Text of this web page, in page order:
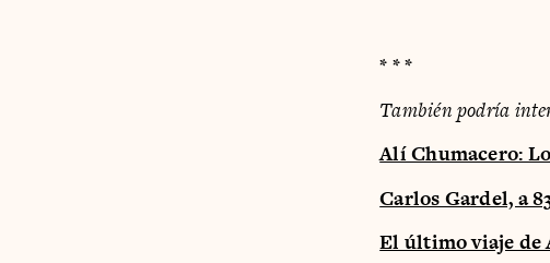
* * *
También podría
Alí Chumacero:
Carlos Gardel, a
El último viaje de